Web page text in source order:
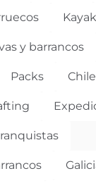
y barrancos
Packs Chile